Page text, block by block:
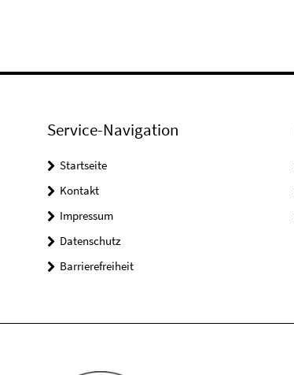
Service-Navigation
Startseite
Kontakt
Impressum
Datenschutz
Barrierefreiheit